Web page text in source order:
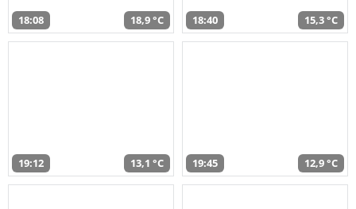
18:08 18,9 °C 18:40 15,3 °C
19:12 13,1 °C 19:45 12,9 °C